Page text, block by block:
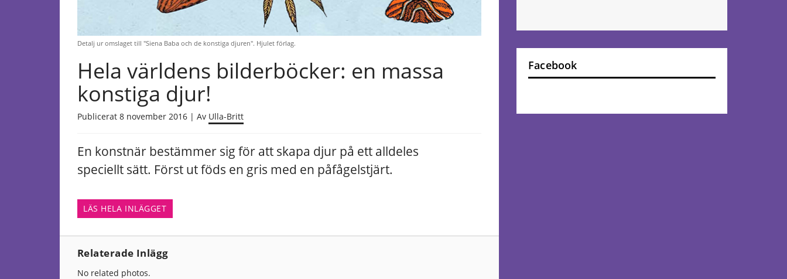
Detalj ur omslaget till "Siena Baba och de konstiga djuren". Hjulet förlag.
Hela världens bilderböcker: en massa
konstiga djur!
Publicerat 8 november 2016 | Av Ulla-Britt
En konstnär bestämmer sig för att skapa djur på ett alldeles
speciellt sätt. Först ut föds en gris med en påfågelstjärt.
LÄS HELA INLÄGGET
Relaterade Inlägg
No related photos.
Facebook